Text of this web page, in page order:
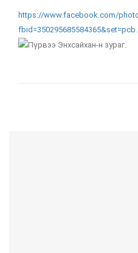
https://www.facebook.com/